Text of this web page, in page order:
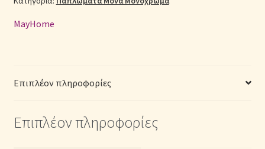
Μ:
Μονόχρωμο
ποσότητα
MayHome
Επιπλέον πληροφορίες
Επιπλέον πληροφορίες